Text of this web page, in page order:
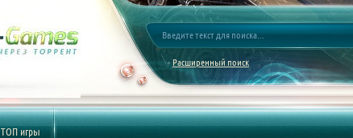
Расширенный поиск
ТОП игры